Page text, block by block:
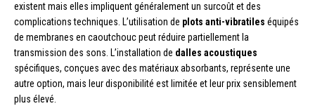
existent mais elles impliquent généralement un surcoût et des
complications techniques. L’utilisation de plots anti-vibratiles équipés
de membranes en caoutchouc peut réduire partiellement la
transmission des sons. L’installation de dalles acoustiques
spécifiques, conçues avec des matériaux absorbants, représente une
autre option, mais leur disponibilité est limitée et leur prix sensiblement
plus élevé.